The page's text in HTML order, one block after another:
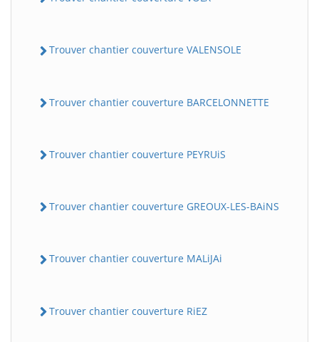
Trouver chantier couverture VALENSOLE
Trouver chantier couverture BARCELONNETTE
Trouver chantier couverture PEYRUiS
Trouver chantier couverture GREOUX-LES-BAiNS
Trouver chantier couverture MALiJAi
Trouver chantier couverture RiEZ